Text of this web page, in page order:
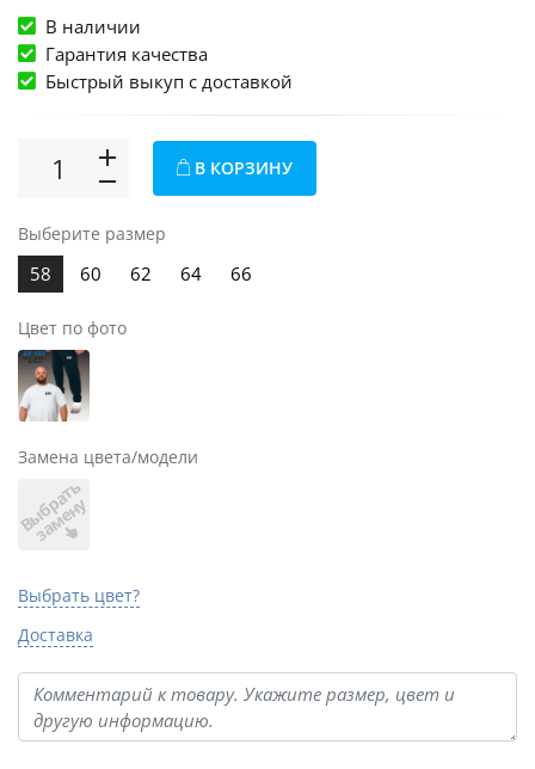
В наличии
Гарантия качества
Быстрый выкуп c доставкой
В КОРЗИНУ
Выберите размер
58 60 62 64 66
Цвет по фото
Замена цвета/модели
В
ы
б
р
а
т
ь
з
а
м
е
н
у
Выбрать цвет?
Доставка